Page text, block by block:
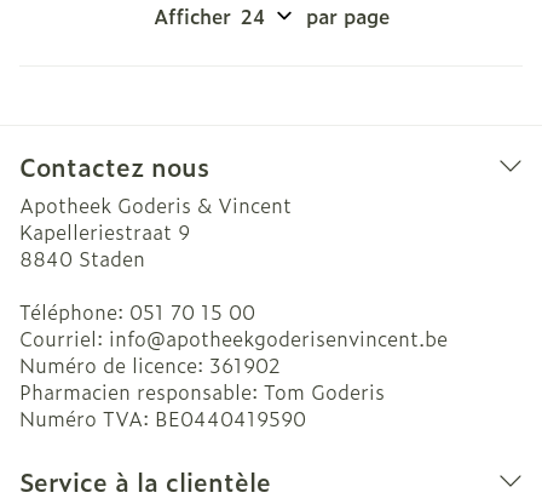
Afficher par page
Contactez nous
Apotheek Goderis & Vincent
Kapelleriestraat 9
8840 Staden
Téléphone: 051 70 15 00
Courriel: info@apotheekgoderisenvincent.be
Numéro de licence: 361902
Pharmacien responsable: Tom Goderis
Numéro TVA: BE0440419590
Service à la clientèle